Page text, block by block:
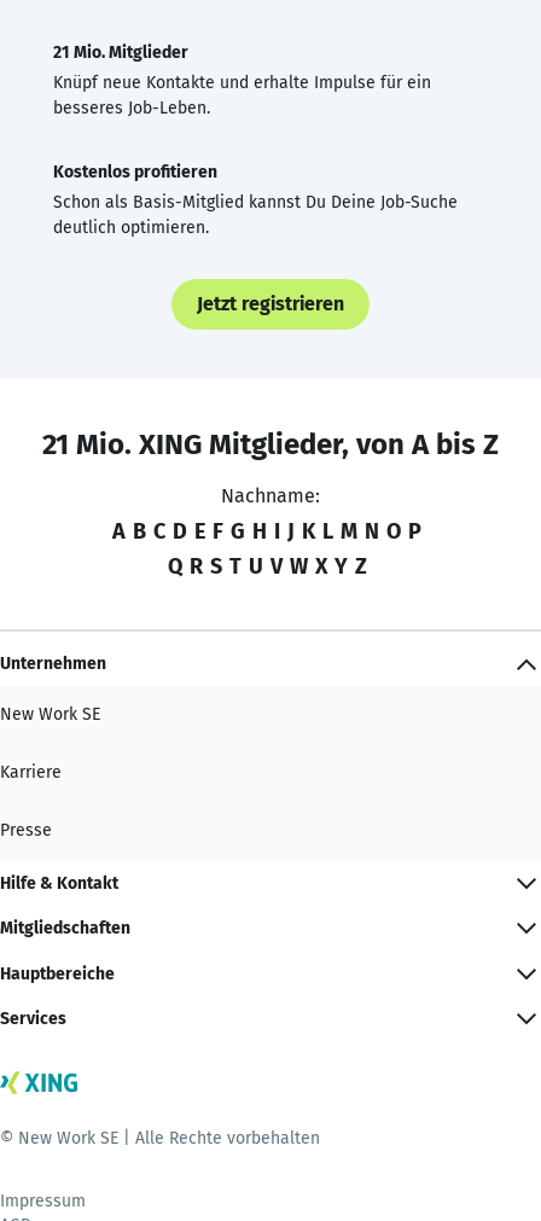
21 Mio. Mitglieder
Knüpf neue Kontakte und erhalte Impulse für ein
besseres Job-Leben.
Kostenlos profitieren
Schon als Basis-Mitglied kannst Du Deine Job-Suche
deutlich optimieren.
Jetzt registrieren
21 Mio. XING Mitglieder, von A bis Z
Nachname:
A B C D E F G H I J K L M N O P
Q R S T U V W X Y Z
Unternehmen
New Work SE
Karriere
Presse
Hilfe & Kontakt
Mitgliedschaften
Hauptbereiche
Services
© New Work SE | Alle Rechte vorbehalten
Impressum